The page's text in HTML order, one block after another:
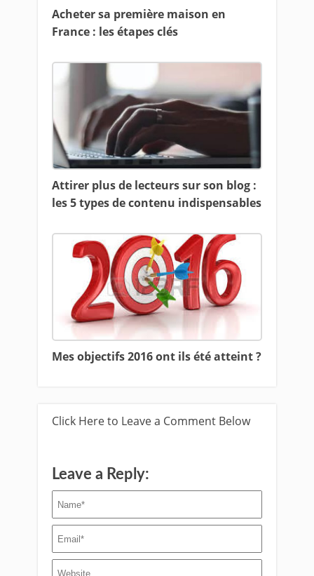
Acheter sa première maison en
France : les étapes clés
Attirer plus de lecteurs sur son blog :
les 5 types de contenu indispensables
Mes objectifs 2016 ont ils été atteint ?
Click Here to Leave a Comment Below
Leave a Reply: